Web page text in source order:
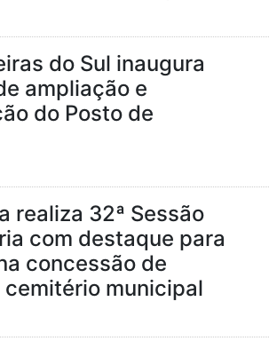
do Sul inaugura
ampliação e
do Posto de
realiza 32ª Sessão
com destaque para
concessão de
municipal